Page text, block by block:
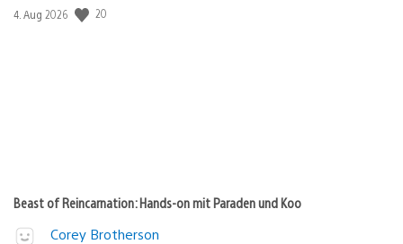
Veröffentlichungsdatum:
4. Aug 2026 20
Beast of Reincarnation: Hands-on mit Paraden und Koo
Corey Brotherson